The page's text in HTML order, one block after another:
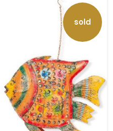
sold